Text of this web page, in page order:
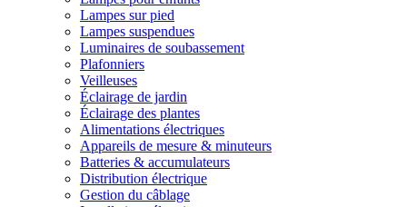
Lampes sur pied
Lampes suspendues
Luminaires de soubassement
Plafonniers
Veilleuses
Éclairage de jardin
Éclairage des plantes
Alimentations électriques
Appareils de mesure & minuteurs
Batteries & accumulateurs
Distribution électrique
Gestion du câblage